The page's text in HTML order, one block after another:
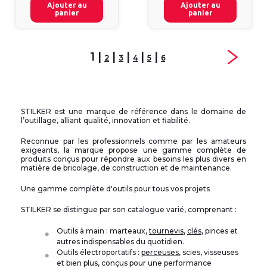
Ajouter au
panier
Ajouter au
panier
1 | 2 3 4 |5 6
STILKER est une marque de référence dans le domaine de
l’outillage, alliant qualité, innovation et fiabilité.
Reconnue par les professionnels comme par les amateurs
exigeants, la marque propose une gamme complète de
produits conçus pour répondre aux besoins les plus divers en
matière de bricolage, de construction et de maintenance.
Une gamme complète d'outils pour tous vos projets
STILKER se distingue par son catalogue varié, comprenant :
Outils à main : marteaux,tournevis, clés, pinces et
autres indispensables du quotidien.
Outils électroportatifs : perceuses, scies, visseuses
et bien plus, conçus pour une performance